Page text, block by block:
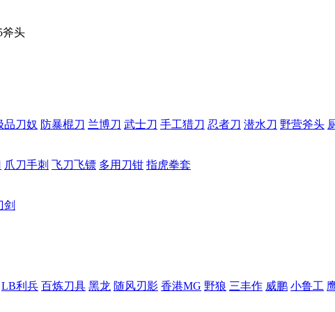
斧头
品刀奴 防暴棍刀 兰博刀 武士刀 手工猎刀 忍者刀 潜水刀 野营斧头
爪刀手刺 飞刀飞镖 多用刀钳 指虎拳套
剑
LB利兵 百炼刀具 黑龙 随风刃影 香港MG 野狼 三丰作 威鹏 小鲁工